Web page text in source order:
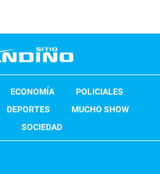
ECONOMÍA
POLICIALES
DEPORTES
MUCHO SHOW
SOCIEDAD